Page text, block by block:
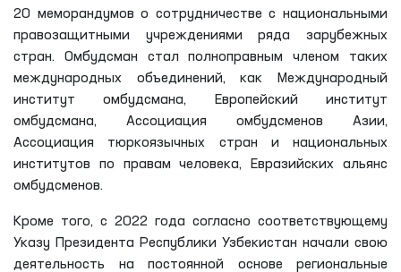
омбудсмана, повышают эффективность своей
деятельности за счет устранения недостатков в
системе. В настоящее время институты омбудсмана
введены почти в 180 странах мира.
23 февраля 1995 года в Узбекистане одним из первых
среди стран СНГ был введен институт омбудсмана. За
истекший период Уполномоченный Олий Мажлиса по
правам человека (омбудсман) занял достойное место в
содержащихся в закрытых учреждениях с
ограничением свободы передвижения. Подписано более
20 меморандумов о сотрудничестве с национальными